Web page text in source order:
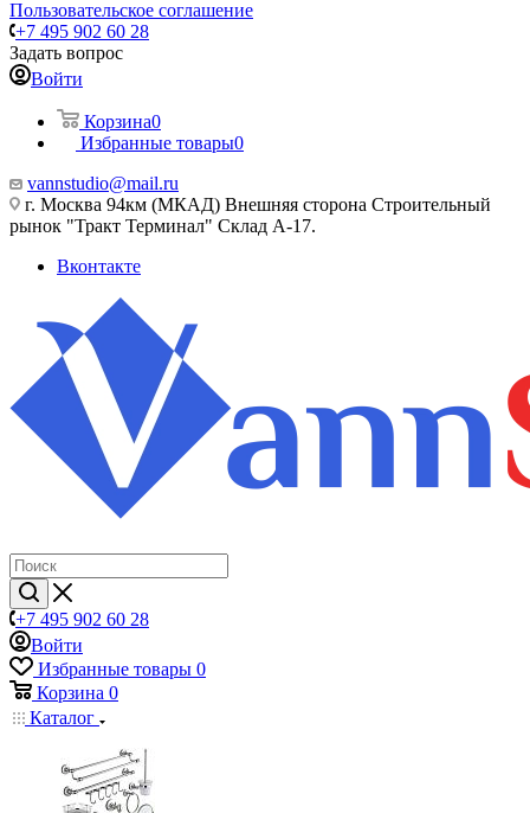
Пользовательское соглашение
+7 495 902 60 28
Задать вопрос
Войти
Корзина0
Избранные товары0
vannstudio@mail.ru
г. Москва 94км (МКАД) Внешняя сторона Строительный
рынок "Тракт Терминал" Склад А-17.
Вконтакте
+7 495 902 60 28
Войти
Избранные товары 0
Корзина 0
Каталог